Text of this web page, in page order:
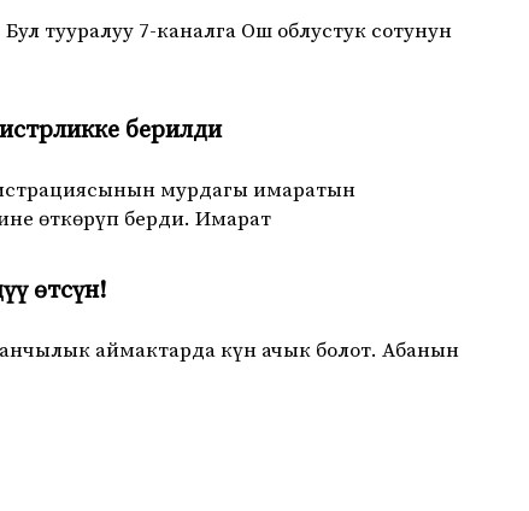
тууралуу 7-каналга Ош облустук сотунун
берилди
мурдагы имаратын
өткөрүп берди. Имарат
өтсүн!
аймактарда күн ачык болот. Абанын